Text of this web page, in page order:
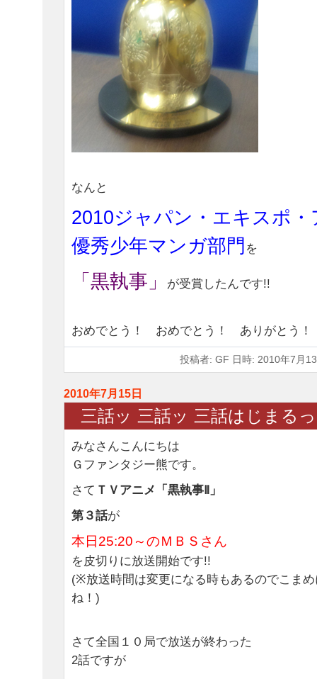
なんと
2010ジャパン・エキスポ・
優秀少年マンガ部門 を
「黒執事」 が受賞したんです!!
おめでとう！ おめでとう！ ありがとう！
投稿者: GF 日時: 2010年7月
2010年7月15日
三話ッ 三話ッ 三話はじまる
みなさんこんにちは
Ｇファンタジー熊です。
さて ＴＶアニメ「黒執事Ⅱ」
第３話が
本日25:20～のＭＢＳさん
を皮切りに放送開始です!!
(※放送時間は変更になる時もあるのでこま
ね！)
さて全国１０局で放送が終わった
2話ですが